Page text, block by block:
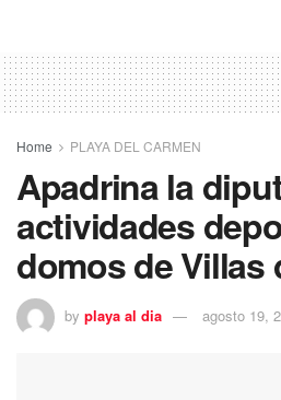
Home PLAYA DEL CARMEN
Apadrina la
actividades
domos de Villas
by playa al dia agosto 19,